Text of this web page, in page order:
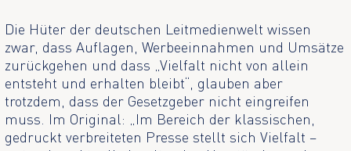
Die Hüter der deutschen Leitmedienwelt wissen
zwar, dass Auflagen, Werbeeinnahmen und Umsätze
zurückgehen und dass „Vielfalt nicht von allein
entsteht und erhalten bleibt“, glauben aber
trotzdem, dass der Gesetzgeber nicht eingreifen
muss. Im Original: „Im Bereich der klassischen,
gedruckt verbreiteten Presse stellt sich Vielfalt –